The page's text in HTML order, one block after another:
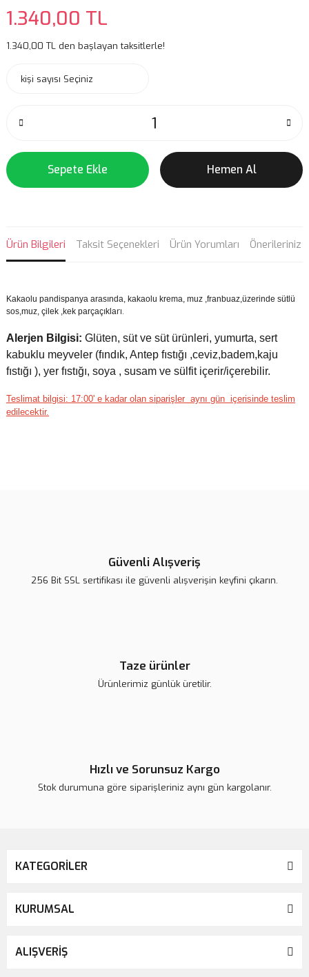
1.340,00 TL
1.340,00 TL den başlayan taksitlerle!
Sepete Ekle Hemen Al
Ürün Bilgileri Taksit Seçenekleri Ürün Yorumları Önerileriniz
Kakaolu pandispanya arasında, kakaolu krema, muz ,franbuaz,üzerinde sütlü
sos,muz, çilek ,kek parçaçıkları.
Alerjen Bilgisi: Glüten, süt ve süt ürünleri, yumurta, sert
kabuklu meyveler (fındık, Antep fıstığı ,ceviz,badem,kaju
fıstığı ), yer fıstığı, soya , susam ve sülfit içerir/içerebilir.
Teslimat bilgisi: 17:00' e kadar olan siparişler aynı gün içerisinde teslim
edilecektir.
Güvenli Alışveriş
256 Bit SSL sertifikası ile güvenli alışverişin keyfini çıkarın.
Taze ürünler
Ürünlerimiz günlük üretilir.
Hızlı ve Sorunsuz Kargo
Stok durumuna göre siparişleriniz aynı gün kargolanır.
KATEGORİLER
KURUMSAL
ALIŞVERİŞ